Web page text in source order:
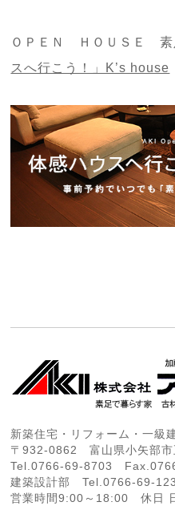
ＯＰＥＮ ＨＯＵＳＥ
スへ行こう！」K’s house
新築住宅・リフォーム・一級
〒932-0862 富山県小矢部市
Tel.0766-69-8703
建築設計部 Tel.0766-69-
営業時間9:00～18:00 休日